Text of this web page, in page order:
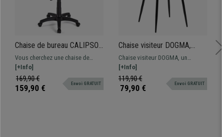
Chaise de bureau CALIPSO
PLUS CUIR, Dossier et
Accoudoirs Ajustables,
Robuste, Gris
Vous cherchez une chaise de
qualité au meilleur prix? Ce
modèle vous offre un confort
supérieur au quotidien.
[+Info]
169,90 €
159,90 € Envoi GRATUIT
Chaise visiteur DOGMA,
Design Elégant, Piétement
métallique, en Tissu, Bleu
Chaise visiteur DOGMA, un
modèle au design exclusif,
parfaite si vous recherchez une
chaise élégante.
[+Info]
119,90 €
79,90 € Envoi GRATUIT